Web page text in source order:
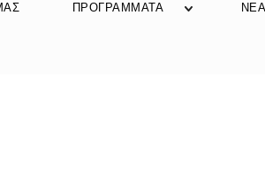
ΠΡΟΓΡΆΜΜΑΤΑ ΝΈΑ